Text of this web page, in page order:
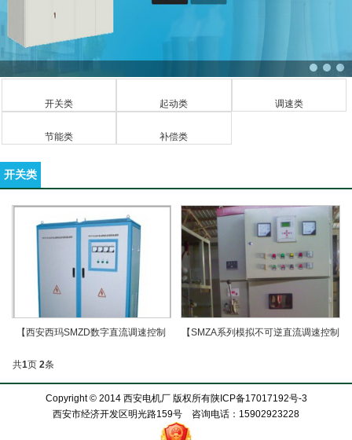
开关类 起动类 调速类
节能类 补偿类
开关类
【西安西玛SMZD数字直流调速控制
【SMZA系列模拟不可逆直流调速控制
共1页 2条
Copyright © 2014 西安电机厂 版权所有陕ICP备17017192号-3
西安市经济开发区明光路159号 咨询电话：15902923228